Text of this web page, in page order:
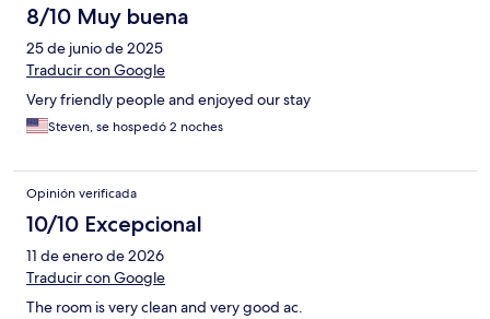
8/10 Muy buena
25 de junio de 2025
Traducir con Google
Very friendly people and enjoyed our stay
Steven, se hospedó 2 noches
Opinión verificada
10/10 Excepcional
11 de enero de 2026
Traducir con Google
The room is very clean and very good ac.